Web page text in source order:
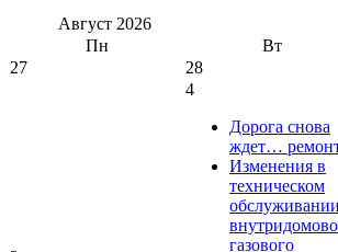
Август 2026
Пн
Вт
27
28
4
Дорога снова
ждет…
Изменения в
техническом
обслуживании
газового